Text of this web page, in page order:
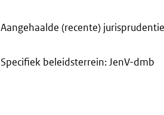
Aangehaalde (recente)
Specifiek beleidsterrein: JenV-dmb